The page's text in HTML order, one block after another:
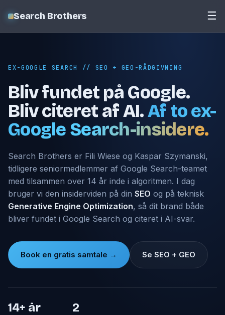
Search Brothers ☰
EX-GOOGLE SEARCH // SEO + GEO-RÅDGIVNING
Bliv fundet på Google.
Bliv citeret af AI.Af to ex-
Google Search-insidere.
Search Brothers er Fili Wiese og Kaspar Szymanski,
tidligere seniormedlemmer af Google Search-teamet
med tilsammen over 14 år inde i algoritmen. I dag
bruger vi den insiderviden på din SEO og på teknisk
Generative Engine Optimization, så dit brand både
bliver fundet i Google Search og citeret i AI-svar.
Book en gratis samtale → Se SEO + GEO
14+ år 2